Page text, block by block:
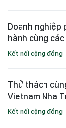
Doanh nghiệp
hành cùng
Kết nối cộng đồng
Thử thách
Vietnam Nha
Kết nối cộng đồng